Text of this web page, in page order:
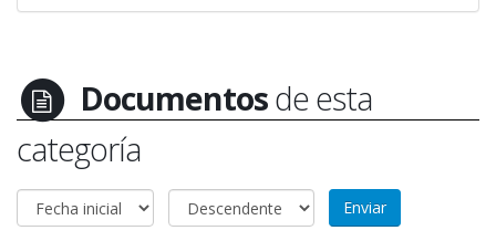
Documentosde esta
categoría